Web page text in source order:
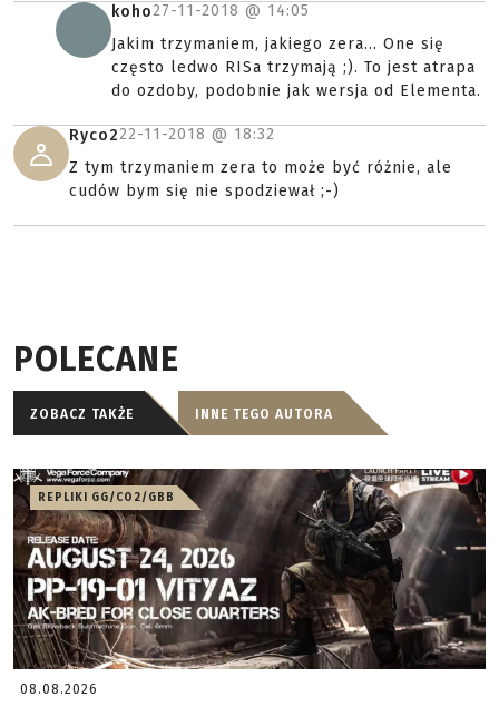
koho27-11-2018 @ 14:05
Jakim trzymaniem, jakiego zera... One się
często ledwo RISa trzymają ;). To jest atrapa
do ozdoby, podobnie jak wersja od Elementa.
Ryco222-11-2018 @ 18:32
Z tym trzymaniem zera to może być różnie, ale
cudów bym się nie spodziewał ;-)
POLECANE
ZOBACZ TAKŻE INNE TEGO AUTORA
REPLIKI GG/CO2/GBB
08.08.2026